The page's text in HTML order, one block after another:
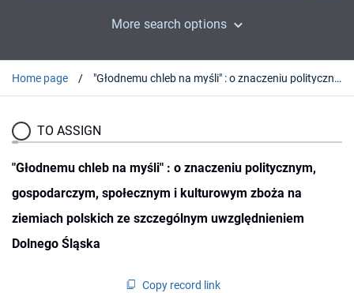
More search options
Home page "Głodnemu chleb na myśli" : o znaczeniu politycznym, gospodarczym, społecznym i kulturowym zboża na ziemiach polskich ze szczególnym uwzględnieniem Dolnego Śląska
TO ASSIGN
"Głodnemu chleb na myśli" : o znaczeniu politycznym,
gospodarczym, społecznym i kulturowym zboża na
ziemiach polskich ze szczególnym uwzględnieniem
Dolnego Śląska
Copy record link